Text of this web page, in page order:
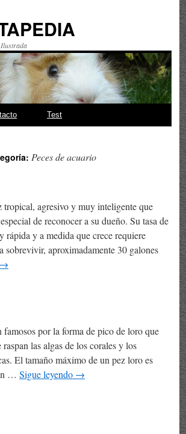
Ilustrada
Test
Peces de acuario
tropical, agresivo y muy inteligente que
de reconocer a su dueño. Su tasa de
rápida y a medida que crece requiere
sobrevivir, aproximadamente 30 galones
→
famosos por la forma de pico de loro que
las algas de los corales y los
El tamaño máximo de un pez loro es
… Sigue leyendo →